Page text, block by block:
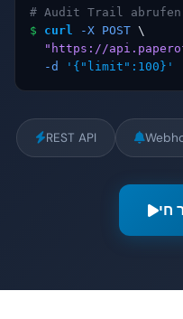
# Audit Trail abrufen
$
curl -X POST \
"https://
-d
'{"limit":100}'
REST API
חי